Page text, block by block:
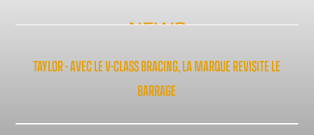
NEWS
TAYLOR - AVEC LE V-CLASS BRACING, LA MARQUE REVISITE LE
BARRAGE